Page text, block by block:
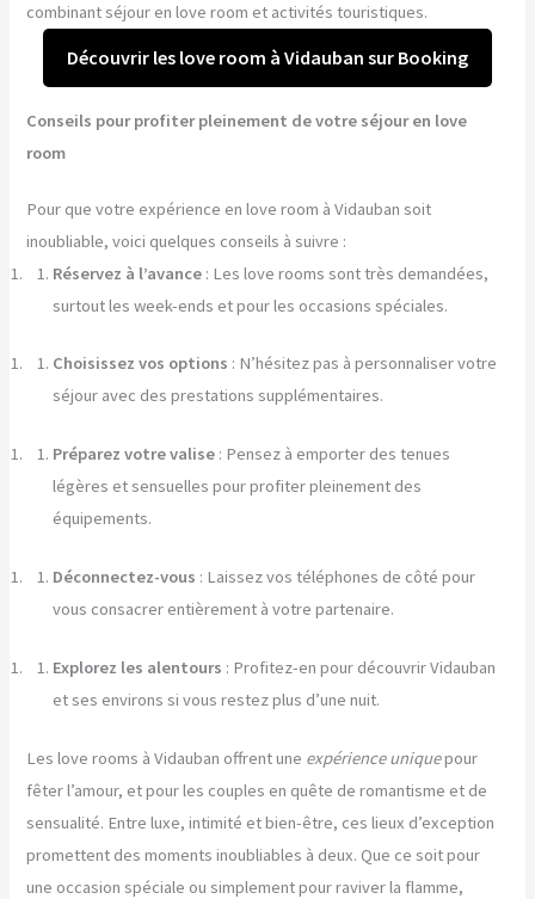
combinant séjour en love room et activités touristiques.
Découvrir les love room à Vidauban sur Booking
Conseils pour profiter pleinement de votre séjour en love
room
Pour que votre expérience en love room à Vidauban soit
inoubliable, voici quelques conseils à suivre :
Réservez à l’avance : Les love rooms sont très demandées,
surtout les week-ends et pour les occasions spéciales.
Choisissez vos options : N’hésitez pas à personnaliser votre
séjour avec des prestations supplémentaires.
Préparez votre valise : Pensez à emporter des tenues
légères et sensuelles pour profiter pleinement des
équipements.
Déconnectez-vous : Laissez vos téléphones de côté pour
vous consacrer entièrement à votre partenaire.
Explorez les alentours : Profitez-en pour découvrir Vidauban
et ses environs si vous restez plus d’une nuit.
Les love rooms à Vidauban offrent une expérience uniquepour
fêter l’amour, et pour les couples en quête de romantisme et de
sensualité. Entre luxe, intimité et bien-être, ces lieux d’exception
promettent des moments inoubliables à deux. Que ce soit pour
une occasion spéciale ou simplement pour raviver la flamme,